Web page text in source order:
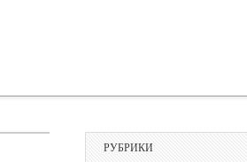
РУБРИКИ